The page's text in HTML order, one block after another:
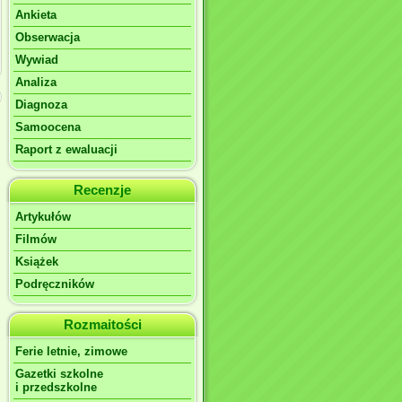
Ankieta
Obserwacja
Wywiad
Analiza
Diagnoza
Samoocena
Raport z ewaluacji
Recenzje
Artykułów
Filmów
Książek
Podręczników
Rozmaitości
Ferie letnie, zimowe
Gazetki szkolne
i przedszkolne